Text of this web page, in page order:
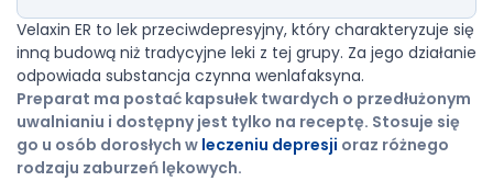
Velaxin ER to lek przeciwdepresyjny, który charakteryzuje się
inną budową niż tradycyjne leki z tej grupy. Za jego działanie
odpowiada substancja czynna wenlafaksyna.
Preparat ma postać kapsułek twardych o przedłużonym
uwalnianiu i dostępny jest tylko na receptę. Stosuje się
go u osób dorosłych w leczeniu depresji oraz różnego
rodzaju zaburzeń lękowych.